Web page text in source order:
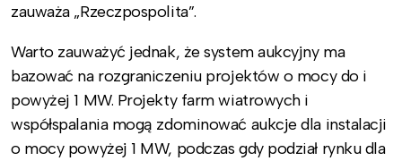
zauważa „Rzeczpospolita”.
Warto zauważyć jednak, że system aukcyjny ma
bazować na rozgraniczeniu projektów o mocy do i
powyżej 1 MW. Projekty farm wiatrowych i
współspalania mogą zdominować aukcje dla instalacji
o mocy powyżej 1 MW, podczas gdy podział rynku dla